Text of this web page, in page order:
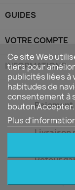
GUIDES
VOTRE COMPTE
INFORMATIONS
Ce site Web
tiers pour
publicités liées à
habitudes de
consentement à
bouton Accepter.
Plus
Livraison
Retour
© 2026 - Boutique